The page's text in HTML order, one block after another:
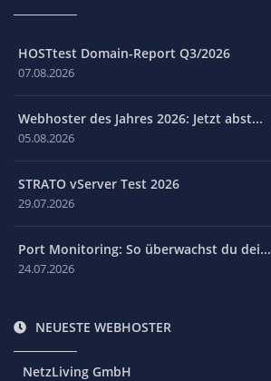
HOSTtest Domain-Report Q3/2026
07.08.2026
Webhoster des Jahres 2026: Jetzt abst...
05.08.2026
STRATO vServer Test 2026
29.07.2026
Port Monitoring: So überwachst du dei...
24.07.2026
NEUESTE WEBHOSTER
NetzLiving GmbH